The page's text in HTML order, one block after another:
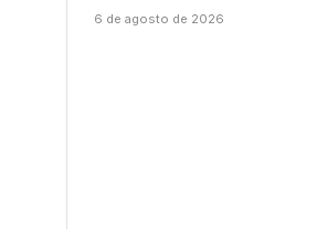
6 de agosto de 2026